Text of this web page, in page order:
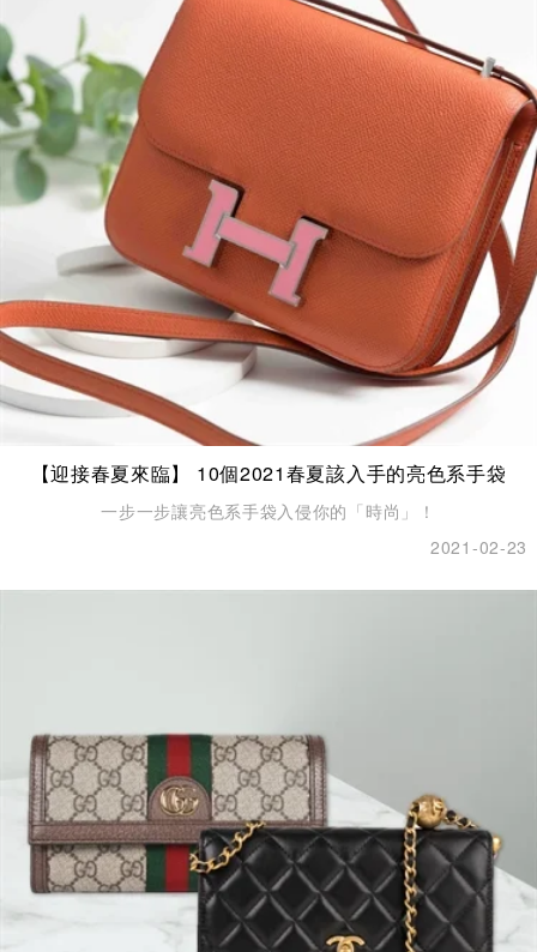
【迎接春夏來臨】 10個2021春夏該入手的亮色系手袋
一步一步讓亮色系手袋入侵你的「時尚」！
2021-02-23